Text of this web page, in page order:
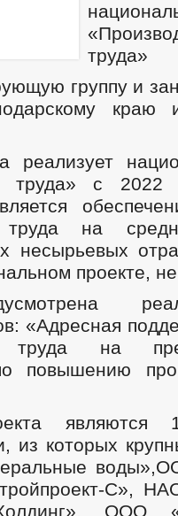
труда»
группу и
краю
реализует
труда» с 2022
труда на
несырьевых
проекте,
«Адресная
труда на
являются
из которых
С»,
ООО